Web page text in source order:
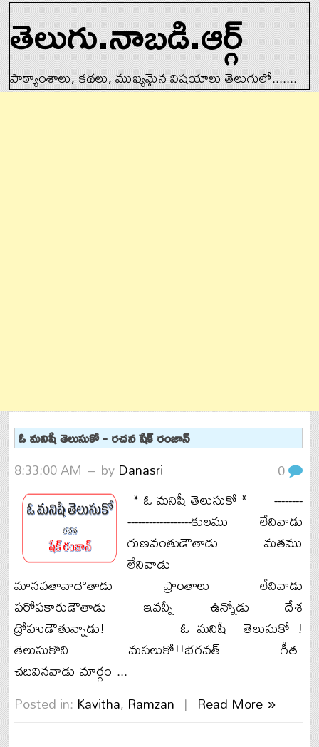
తెలుగు.నాబడి.ఆర్గ్
పాఠ్యాంశాలు, కథలు, ముఖ్యమైన విషయాలు తెలుగులో.......
ఓ మనిషీ తెలుసుకో - రచన షేక్ రంజాన్
8:33:00 AM – byDanasri
0
* ఓ మనిషీ తెలుసుకో * --------
------------------కులము లేనివాడు
గుణవంతుడౌతాడు మతము
లేనివాడు
మానవతావాదౌతాడు ప్రాంతాలు లేనివాడు
పరోపకారుడౌతాడు ఇవన్నీ ఉన్నోడు దేశ
ద్రోహుడౌతున్నాడు! ఓ మనిషీ తెలుసుకో !
తెలుసుకొని మసలుకో!!భగవత్ గీత
చదివినవాడు మార్గం ...
Posted in: Kavitha, Ramzan | Read More »